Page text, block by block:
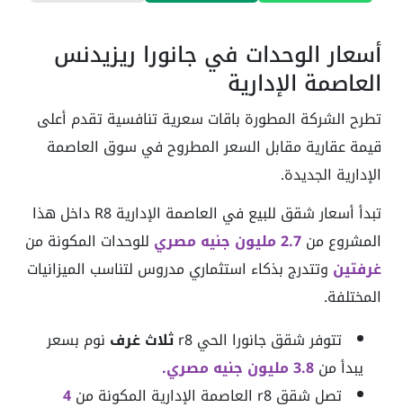
أسعار الوحدات في جانورا ريزيدنس
العاصمة الإدارية
تطرح الشركة المطورة باقات سعرية تنافسية تقدم أعلى
قيمة عقارية مقابل السعر المطروح في سوق العاصمة
الإدارية الجديدة.
تبدأ أسعار شقق للبيع في العاصمة الإدارية R8 داخل هذا
المشروع من
للوحدات المكونة من
غرفتين وتتدرج بذكاء استثماري مدروس لتناسب الميزانيات
المختلفة.
تتوفر شقق جانورا الحي r8
ثلاث غرف نوم بسعر
يبدأ من
تصل شقق r8 العاصمة الإدارية المكونة من
4